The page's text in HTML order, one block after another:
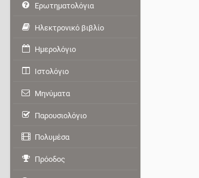
Ερωτηματολόγια
Ηλεκτρονικό βιβλίο
Ημερολόγιο
Ιστολόγιο
Μηνύματα
Παρουσιολόγιο
Πολυμέσα
Πρόοδος